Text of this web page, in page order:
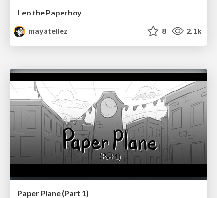
Leo the Paperboy
mayatellez
8 2.1k
Paper Plane (Part 1)